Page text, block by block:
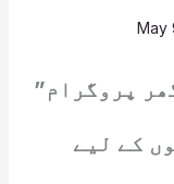
May
پروگرام”
کے لیے